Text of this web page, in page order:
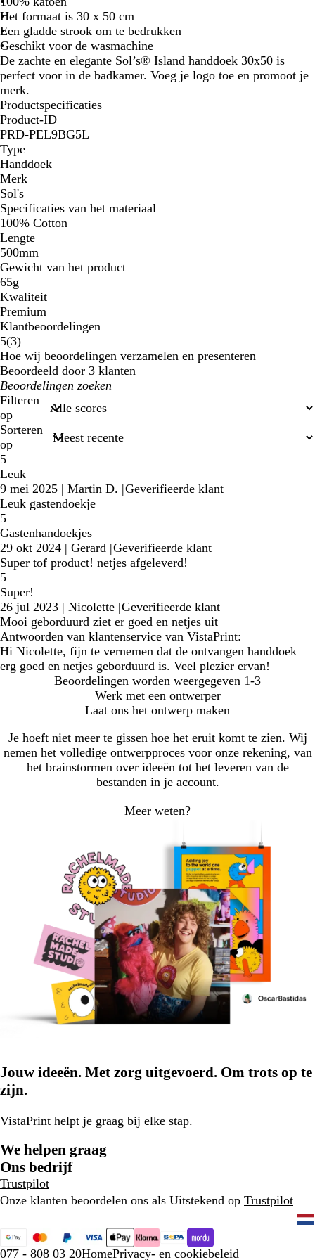
r
o
e
n
g
e
e
l
n
j
e
k
e
r
g
r
i
j
s
n
s
M
a
r
i
n
e
b
l
a
u
w
r
t
s
s
e
n
g
r
o
e
n
r
d
k
o
o
i
s
d
Het formaat is 30 x 50 cm
Een gladde strook om te bedrukken
Geschikt voor de wasmachine
De zachte en elegante Sol’s® Island handdoek 30x50 is
perfect voor in de badkamer. Voeg je logo toe en promoot je
merk.
Productspecificaties
Product-ID
PRD-PEL9BG5L
Type
Handdoek
Merk
Sol's
Specificaties van het materiaal
100% Cotton
Lengte
500mm
Gewicht van het product
65g
Kwaliteit
Premium
Klantbeoordelingen
5(33
klantbeoordelingen
)
Hoe wij beoordelingen verzamelen en presenteren
Beoordeeld door 3 klanten
Mijn
zoekopdrachten
Filteren
op
Sorteren
op
5
Leuk
9 mei 2025 | Martin D. |Geverifieerde klant
Leuk gastendoekje
5
Gastenhandoekjes
29 okt 2024 | Gerard |Geverifieerde klant
Super tof product! netjes afgeleverd!
5
Super!
26 jul 2023 | Nicolette |Geverifieerde klant
Mooi geborduurd ziet er goed en netjes uit
Antwoorden van klantenservice van VistaPrint:
Hi Nicolette, fijn te vernemen dat de ontvangen handdoek
erg goed en netjes geborduurd is. Veel plezier ervan!
Beoordelingen worden weergegeven 1-3
Werk met een ontwerper
Laat ons het ontwerp maken
Je hoeft niet meer te gissen hoe het eruit komt te zien. Wij
nemen het volledige ontwerpproces voor onze rekening, van
het brainstormen over ideeën tot het leveren van de
bestanden in je account.
Meer weten?
Jouw ideeën. Met zorg uitgevoerd. Om trots op te
zijn.
VistaPrint helpt je graag bij elke stap.
We helpen graag
Ons bedrijf
Trustpilot
Onze klanten beoordelen ons als Uitstekend op Trustpilot
077 - 808 03 20HomePrivacy- en cookiebeleid